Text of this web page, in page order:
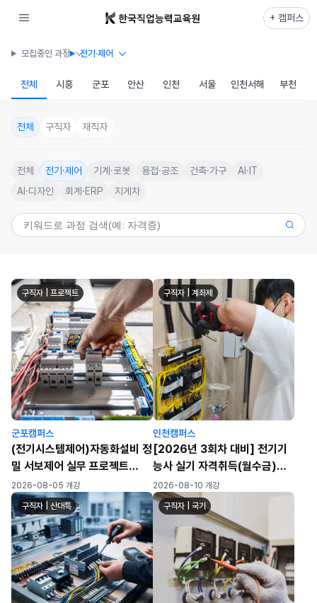
+ 캠퍼스
모집중인 과정 전기·제어
전체 시흥 군포 안산 인천 서울 인천서해 부천
전체 구직자 재직자
전체 전기·제어 기계·로봇 용접·공조 건축·가구
AI·IT
AI·디자인
회계·ERP 지게차
구직자 | 프로젝트
군포캠퍼스
(전기시스템제어)자동화설비 정
밀 서보제어 실무 프로젝트
(PLC/HMI/시퀸스)-A
2026-08-05 개강
구직자 | 계좌제
인천캠퍼스
[2026년 3회차 대비] 전기기
능사 실기 자격취득(월수금)
(72h)
2026-08-10 개강
구직자 | 산대특 구직자 | 국기